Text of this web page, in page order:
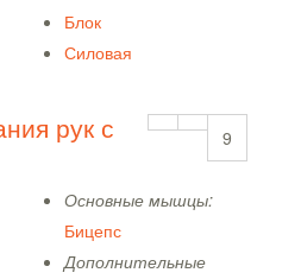
Блок
Силовая
9
рук с
Основные мышцы:
Бицепс
Дополнительные